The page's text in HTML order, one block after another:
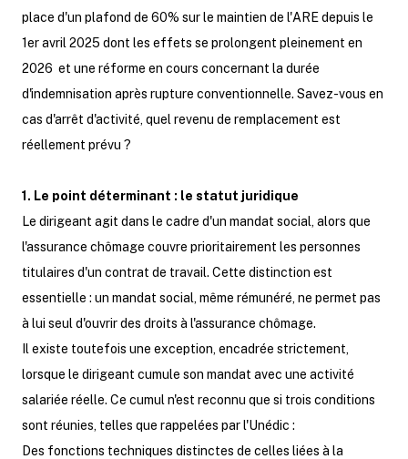
place d'un plafond de 60% sur le maintien de l'ARE depuis le
1er avril 2025 dont les effets se prolongent pleinement en
2026 et une réforme en cours concernant la durée
d'indemnisation après rupture conventionnelle. Savez-vous en
cas d'arrêt d'activité, quel revenu de remplacement est
réellement prévu ?
1. Le point déterminant : le statut juridique
Le dirigeant agit dans le cadre d'un mandat social, alors que
l'assurance chômage couvre prioritairement les personnes
titulaires d'un contrat de travail. Cette distinction est
essentielle : un mandat social, même rémunéré, ne permet pas
à lui seul d'ouvrir des droits à l'assurance chômage.
Il existe toutefois une exception, encadrée strictement,
lorsque le dirigeant cumule son mandat avec une activité
salariée réelle. Ce cumul n'est reconnu que si trois conditions
sont réunies, telles que rappelées par l'Unédic :
Des fonctions techniques distinctes de celles liées à la